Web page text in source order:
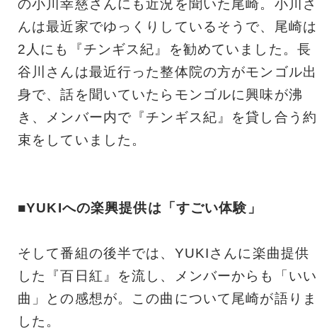
の小川幸慈さんにも近況を聞いた尾崎。小川さ
んは最近家でゆっくりしているそうで、尾崎は
2人にも『チンギス紀』を勧めていました。長
谷川さんは最近行った整体院の方がモンゴル出
身で、話を聞いていたらモンゴルに興味が沸
き、メンバー内で『チンギス紀』を貸し合う約
束をしていました。
■YUKIへの楽興提供は「すごい体験」
そして番組の後半では、YUKIさんに楽曲提供
した『百日紅』を流し、メンバーからも「いい
曲」との感想が。この曲について尾崎が語りま
した。